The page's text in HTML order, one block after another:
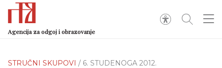
Agencija za odgoj i obrazovanje
STRUČNI SKUPOVI / 6. STUDENOGA 2012.